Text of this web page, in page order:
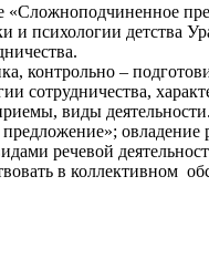
психологии детства
контрольно –
виды
овладение
речевой
в коллективном